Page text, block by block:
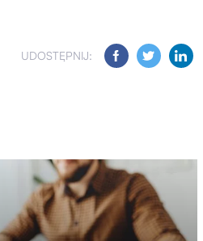
UDOSTĘPNIJ: